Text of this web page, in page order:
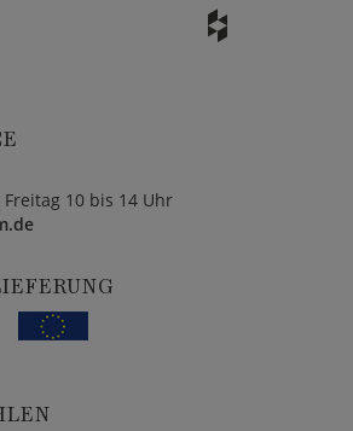
10 bis 14 Uhr